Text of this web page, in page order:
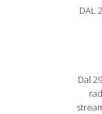
DAL
Dal